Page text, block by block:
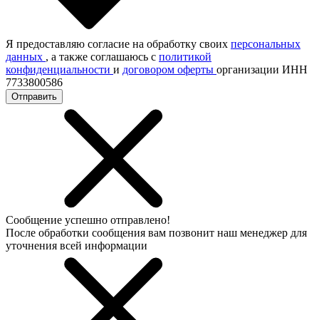
Я предоставляю согласие на обработку своих персональных
данных , а также соглашаюсь с политикой
конфиденциальности и договором оферты организации ИНН
7733800586
Отправить
Сообщение успешно отправлено!
После обработки сообщения вам позвонит наш менеджер для
уточнения всей информации